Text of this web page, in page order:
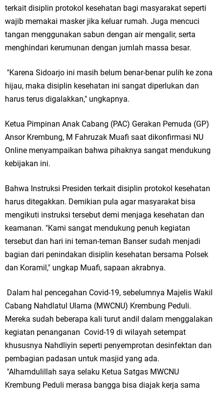
terkait disiplin protokol kesehatan bagi masyarakat seperti
wajib memakai masker jika keluar rumah. Juga mencuci
tangan menggunakan sabun dengan air mengalir, serta
menghindari kerumunan dengan jumlah massa besar.
"Karena Sidoarjo ini masih belum benar-benar pulih ke zona
hijau, maka disiplin kesehatan ini sangat diperlukan dan
harus terus digalakkan," ungkapnya.
Ketua Pimpinan Anak Cabang (PAC) Gerakan Pemuda (GP)
Ansor Krembung, M Fahruzak Muafi saat dikonfirmasi NU
Online menyampaikan bahwa pihaknya sangat mendukung
kebijakan ini.
Bahwa Instruksi Presiden terkait disiplin protokol kesehatan
harus ditegakkan. Demikian pula agar masyarakat bisa
mengikuti instruksi tersebut demi menjaga kesehatan dan
keamanan. "Kami sangat mendukung penuh kegiatan
tersebut dan hari ini teman-teman Banser sudah menjadi
bagian dari penindakan disiplin kesehatan bersama Polsek
dan Koramil," ungkap Muafi, sapaan akrabnya.
Dalam hal pencegahan Covid-19, sebelumnya Majelis Wakil
Cabang Nahdlatul Ulama (MWCNU) Krembung Peduli.
Mereka sudah beberapa kali turut andil dalam menggalakan
kegiatan penanganan Covid-19 di wilayah setempat
khususnya Nahdliyin seperti penyemprotan desinfektan dan
pembagian padasan untuk masjid yang ada.
"Alhamdulillah saya selaku Ketua Satgas MWCNU
Krembung Peduli merasa bangga bisa diajak kerja sama